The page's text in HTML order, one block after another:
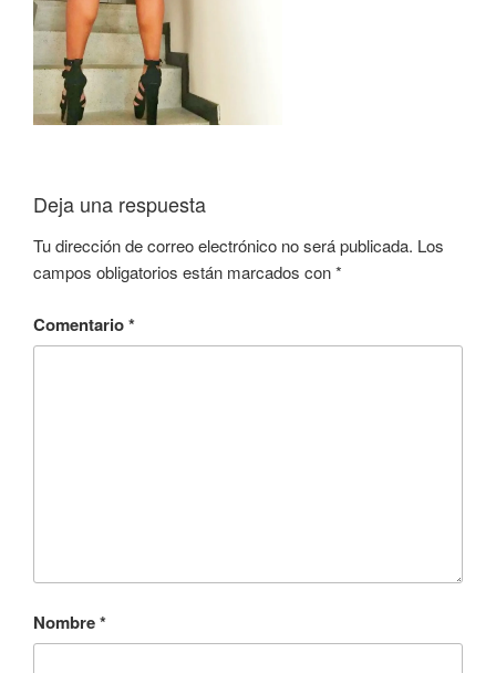
Deja una respuesta
Tu dirección de correo electrónico no será publicada. Los
campos obligatorios están marcados con*
Comentario*
Nombre*